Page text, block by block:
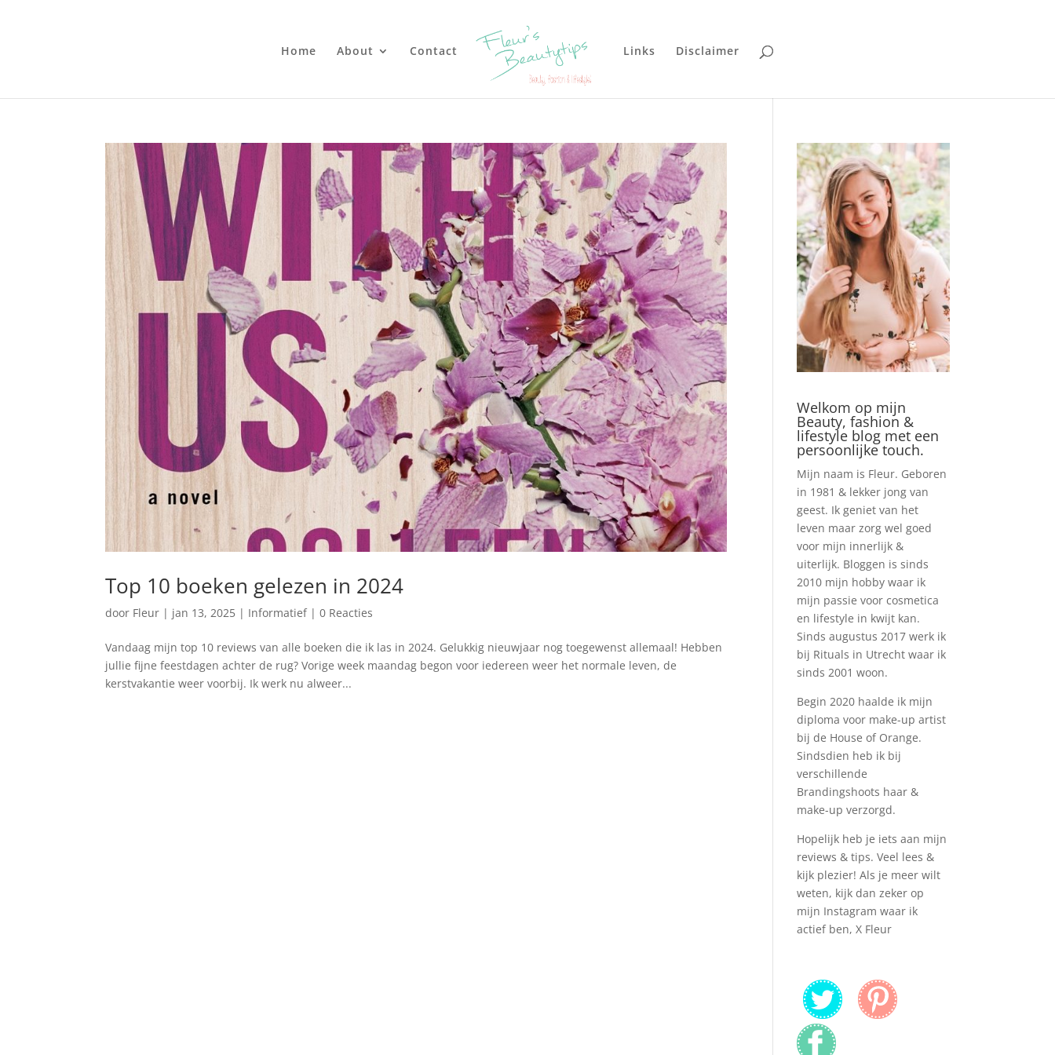
Home About Contact Links Disclaimer
Top 10 boeken gelezen in 2024
door Fleur | jan 13, 2025 | Informatief|0 Reacties
Vandaag mijn top 10 reviews van alle boeken die ik las in 2024. Gelukkig nieuwjaar nog toegewenst allemaal! Hebben
jullie fijne feestdagen achter de rug? Vorige week maandag begon voor iedereen weer het normale leven, de
kerstvakantie weer voorbij. Ik werk nu alweer...
Welkom op mijn
Beauty, fashion &
lifestyle blog met een
persoonlijke touch.
Mijn naam is Fleur. Geboren
in 1981 & lekker jong van
geest. Ik geniet van het
leven maar zorg wel goed
voor mijn innerlijk &
uiterlijk. Bloggen is sinds
2010 mijn hobby waar ik
mijn passie voor cosmetica
en lifestyle in kwijt kan.
Sinds augustus 2017 werk ik
bij Rituals in Utrecht waar ik
sinds 2001 woon.
Begin 2020 haalde ik mijn
diploma voor make-up artist
bij de House of Orange.
Sindsdien heb ik bij
verschillende
Brandingshoots haar &
make-up verzorgd.
Hopelijk heb je iets aan mijn
reviews & tips. Veel lees &
kijk plezier! Als je meer wilt
weten, kijk dan zeker op
mijn Instagram waar ik
actief ben, X Fleur